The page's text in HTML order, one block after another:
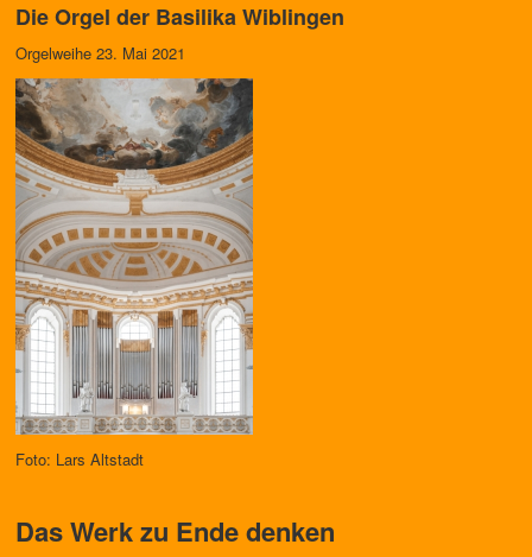
Die Orgel der Basilika Wiblingen
Orgelweihe 23. Mai 2021
Foto: Lars Altstadt
Das Werk zu Ende denken